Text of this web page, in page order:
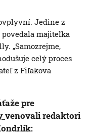
Jedine z
povedala majiteľka
„Samozrejme,
celý proces
z Fiľakova
pre
venovali redaktori